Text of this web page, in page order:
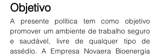
Objetivo
A presente política tem como objetivo
promover um ambiente de trabalho seguro
e saudável, livre de qualquer tipo de
assédio. A Empresa Novaera Bioenergia